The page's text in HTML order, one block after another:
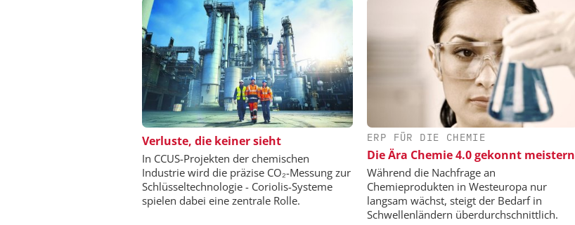
Verluste, die keiner sieht
In CCUS-Projekten der chemischen
Industrie wird die präzise CO₂-Messung zur
Schlüsseltechnologie - Coriolis-Systeme
spielen dabei eine zentrale Rolle.
ERP FÜR DIE CHEMIE
Die Ära Chemie 4.0 gekonnt meistern
Während die Nachfrage an
Chemieprodukten in Westeuropa nur
langsam wächst, steigt der Bedarf in
Schwellenländern überdurchschnittlich.
DIPL.-ING. WILHELM SCHMIDT GMBH
Skalierbar vom Labor bis zur
Produktion
SAS INSTITUTE GMBH / JMP
SOFTWARE
Visualisierung von Daten für
wissenschaftliche Erkenntnisse